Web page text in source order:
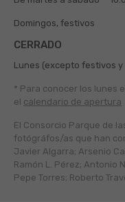
Domingos, festivos
CERRADO
Lunes (excepto festivos
* Para conocer los lunes
el calendario de apertura
El Consorcio Parque de
fotógráfos/as que han
Javier Algarra; Arsenio
Ramón L. Pérez; Antonio
Pepe Torres; Roberto